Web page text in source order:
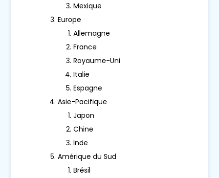
Mexique
Europe
Allemagne
France
Royaume-Uni
Italie
Espagne
Asie-Pacifique
Japon
Chine
Inde
Amérique du Sud
Brésil